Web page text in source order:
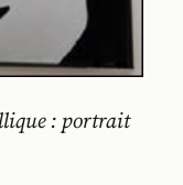
: portrait